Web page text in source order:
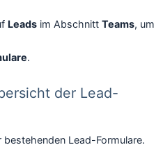
Leads im Abschnitt Teams, um
.
der Lead-
bestehenden Lead-Formulare.